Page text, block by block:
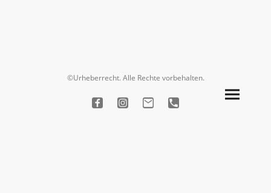
©Urheberrecht. Alle Rechte vorbehalten.